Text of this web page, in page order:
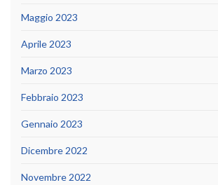
Maggio 2023
Aprile 2023
Marzo 2023
Febbraio 2023
Gennaio 2023
Dicembre 2022
Novembre 2022